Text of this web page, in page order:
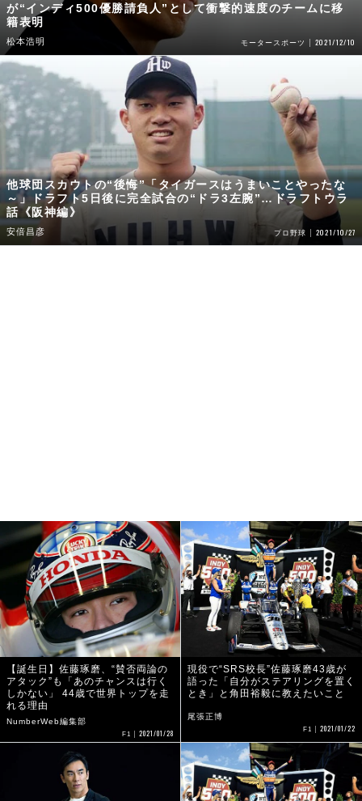
が“インディ500優勝請負人”として衝撃的速度のチームに移
籍表明
松本浩明 モータースポーツ 2021/12/10
他球団スカウトの“後悔”「タイガースはうまいことやったな
～」ドラフト5日後に完全試合の“ドラ3左腕”…ドラフトウラ
話《阪神編》
安倍昌彦 プロ野球 2021/10/27
【誕生日】佐藤琢磨、“賛否両論の
アタック”も「あのチャンスは行く
しかない」 44歳で世界トップを走
れる理由
NumberWeb編集部
F1 2021/01/28
現役で“SRS校長”佐藤琢磨43歳が
語った「自分がステアリングを置く
とき」と角田裕毅に教えたいこと
尾張正博
F1 2021/01/22